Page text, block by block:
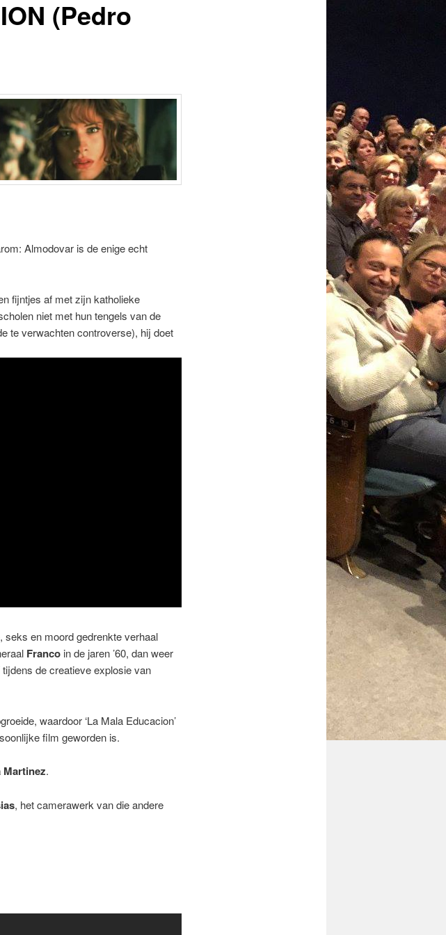
(Pedro
Almodovar is de enige echt
fijntjes af met zijn katholieke
niet met hun tengels van de
te verwachten controverse), hij doet
seks en moord gedrenkte verhaal
Francoin de jaren ’60, dan weer
de creatieve explosie van
waardoor ‘La Mala Educacion’
film geworden is.
Martinez.
, het camerawerk van die andere